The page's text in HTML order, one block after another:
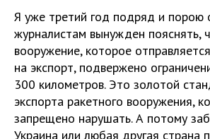
Я уже третий год подряд и
журналистам вынужден пояснять,
вооружение, которое
на экспорт, подвержено
300 километров. Это золотой
экспорта ракетного вооружения,
запрещено нарушать. А потому
Украина или любая другая страна